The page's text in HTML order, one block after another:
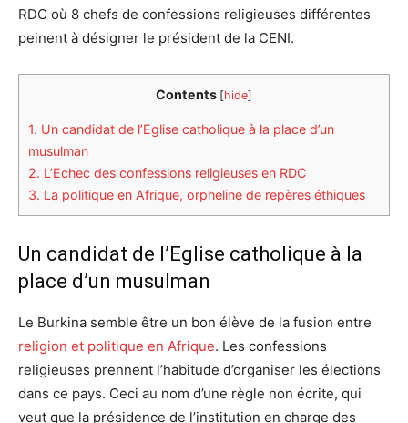
RDC où 8 chefs de confessions religieuses différentes
peinent à désigner le président de la CENI.
Contents [hide]
1. Un candidat de l’Eglise catholique à la place d’un
musulman
2. L’Echec des confessions religieuses en RDC
3. La politique en Afrique, orpheline de repères éthiques
Un candidat de l’Eglise catholique à la
place d’un musulman
Le Burkina semble être un bon élève de la fusion entre
religion et politique en Afrique. Les confessions
religieuses prennent l’habitude d’organiser les élections
dans ce pays. Ceci au nom d’une règle non écrite, qui
veut que la présidence de l’institution en charge des